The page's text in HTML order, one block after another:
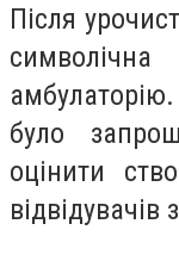
Після
було
оцінити